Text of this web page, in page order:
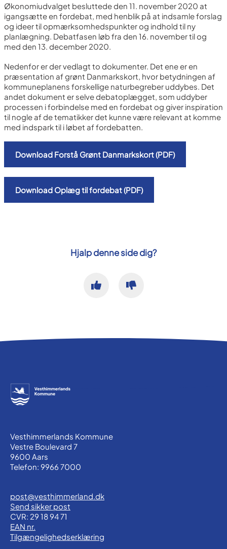
Økonomiudvalget besluttede den 11. november 2020 at
igangsætte en fordebat, med henblik på at indsamle forslag
og ideer til opmærksomhedspunkter og indhold til ny
planlægning. Debatfasen løb fra den 16. november til og
med den 13. december 2020.
Nedenfor er der vedlagt to dokumenter. Det ene er en
præsentation af grønt Danmarkskort, hvor betydningen af
kommuneplanens forskellige naturbegreber uddybes. Det
andet dokument er selve debatoplægget, som uddyber
processen i forbindelse med en fordebat og giver inspiration
til nogle af de tematikker det kunne være relevant at komme
med indspark til i løbet af fordebatten.
Download Forstå Grønt Danmarkskort (PDF)
Download Oplæg til fordebat (PDF)
Hjalp denne side dig?
Vesthimmerlands Kommune
Vestre Boulevard 7
9600 Aars
Telefon: 9966 7000
post@vesthimmerland.dk
Send sikker post
CVR: 29 18 94 71
EAN nr.
Tilgængelighedserklæring